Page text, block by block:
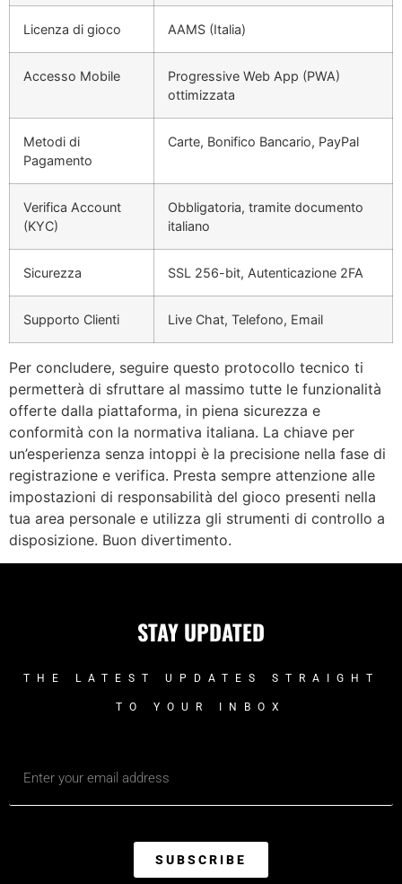
Licenza di gioco AAMS (Italia)
Accesso Mobile
Progressive Web App (PWA)
ottimizzata
Metodi di
Pagamento
Carte, Bonifico Bancario, PayPal
Verifica Account
(KYC)
Obbligatoria, tramite documento
italiano
Sicurezza SSL 256-bit, Autenticazione 2FA
Supporto Clienti Live Chat, Telefono, Email
Per concludere, seguire questo protocollo tecnico ti
permetterà di sfruttare al massimo tutte le funzionalità
offerte dalla piattaforma, in piena sicurezza e
conformità con la normativa italiana. La chiave per
un’esperienza senza intoppi è la precisione nella fase di
registrazione e verifica. Presta sempre attenzione alle
impostazioni di responsabilità del gioco presenti nella
tua area personale e utilizza gli strumenti di controllo a
disposizione. Buon divertimento.
STAY UPDATED
THE LATEST UPDATES STRAIGHT
TO YOUR INBOX
SUBSCRIBE